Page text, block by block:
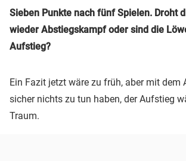
Sieben Punkte nach fünf Spielen. Droht
wieder Abstiegskampf oder sind die
Aufstieg?
Ein Fazit jetzt wäre zu früh, aber mit dem
sicher nichts zu tun haben, der Aufstieg
Traum.